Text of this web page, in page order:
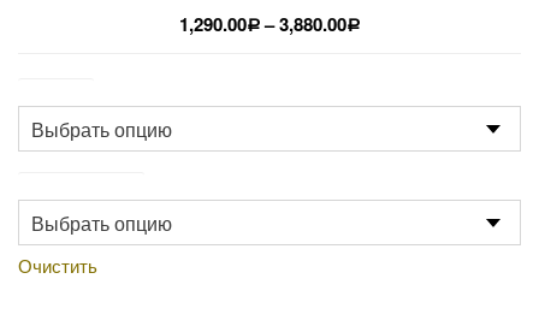
1,290.00Р –3,880.00Р
Очистить